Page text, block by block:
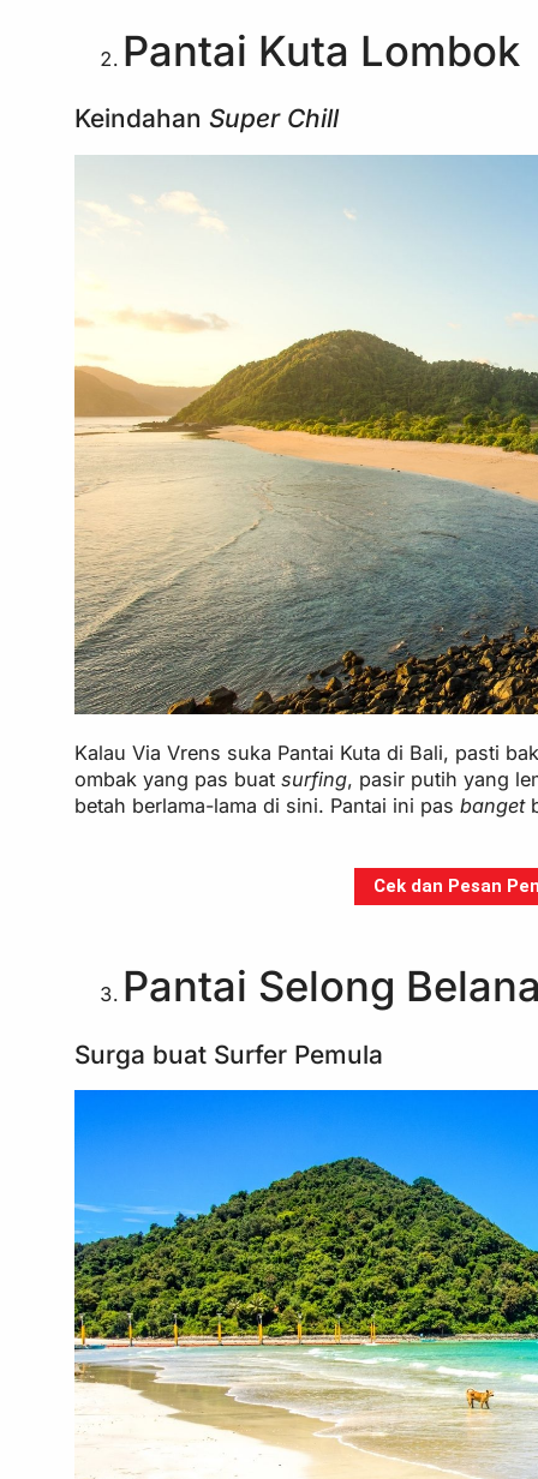
Pantai Kuta Lombok
KeindahanSuper Chill
Kalau Via Vrens suka Pantai Kuta di Bali, pasti
ombak yang pas buatsurfing, pasir putih yang
betah berlama-lama di sini. Pantai ini pasbanget
Cek dan Pesan
Pantai Selong
Surga buat Surfer Pemula